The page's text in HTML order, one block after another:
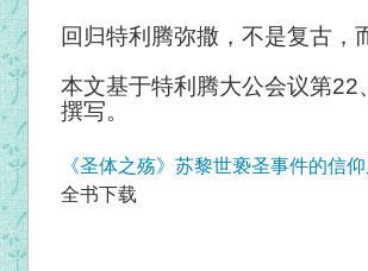
回归特利腾弥撒，不是复古，
本文基于特利腾大公会议第
撰写。
《圣体之殇》苏黎世亵圣事件的信
全书下载